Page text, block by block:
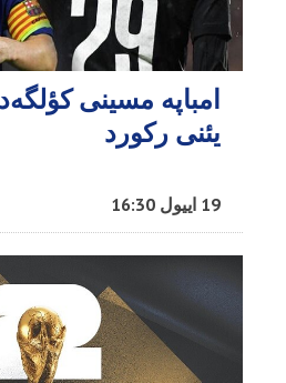
امباپه مسینی
یئنی رکورد
19 اییول 16:30